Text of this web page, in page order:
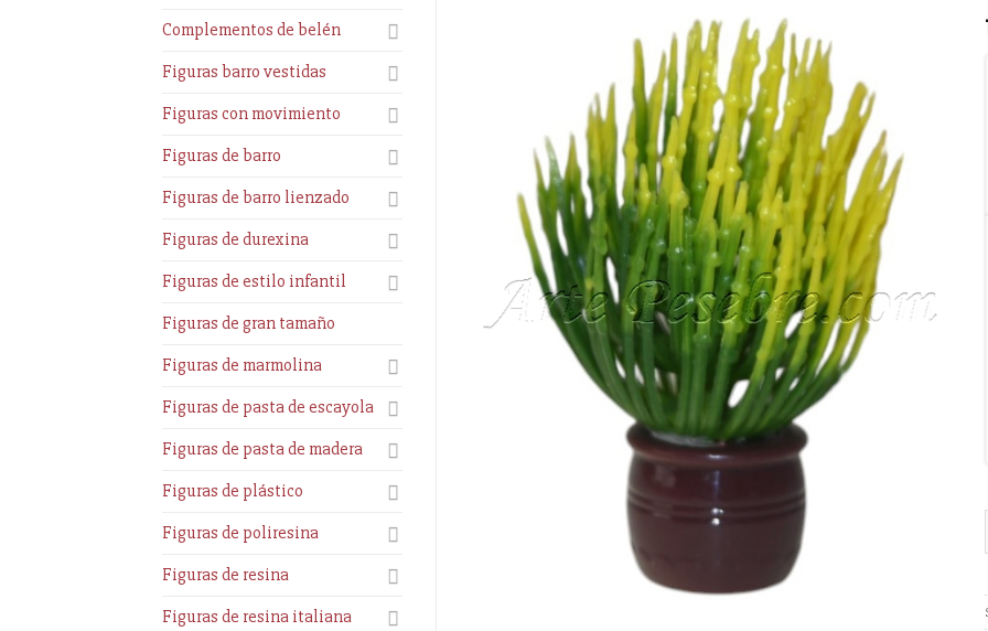
Complementos de belén
Figuras barro vestidas
Figuras con movimiento
Figuras de barro
Figuras de barro lienzado
Figuras de durexina
Figuras de estilo infantil
Figuras de gran tamaño
Figuras de marmolina
Figuras de pasta de escayola
Figuras de pasta de madera
Figuras de plástico
Figuras de poliresina
Figuras de resina
Figuras de resina italiana